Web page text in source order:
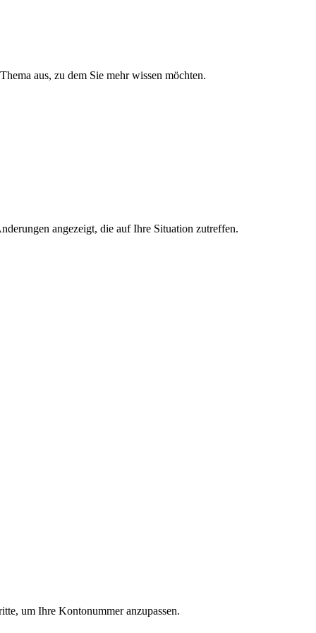
aus, zu dem Sie mehr wissen möchten.
angezeigt, die auf Ihre Situation zutreffen.
um Ihre Kontonummer anzupassen.